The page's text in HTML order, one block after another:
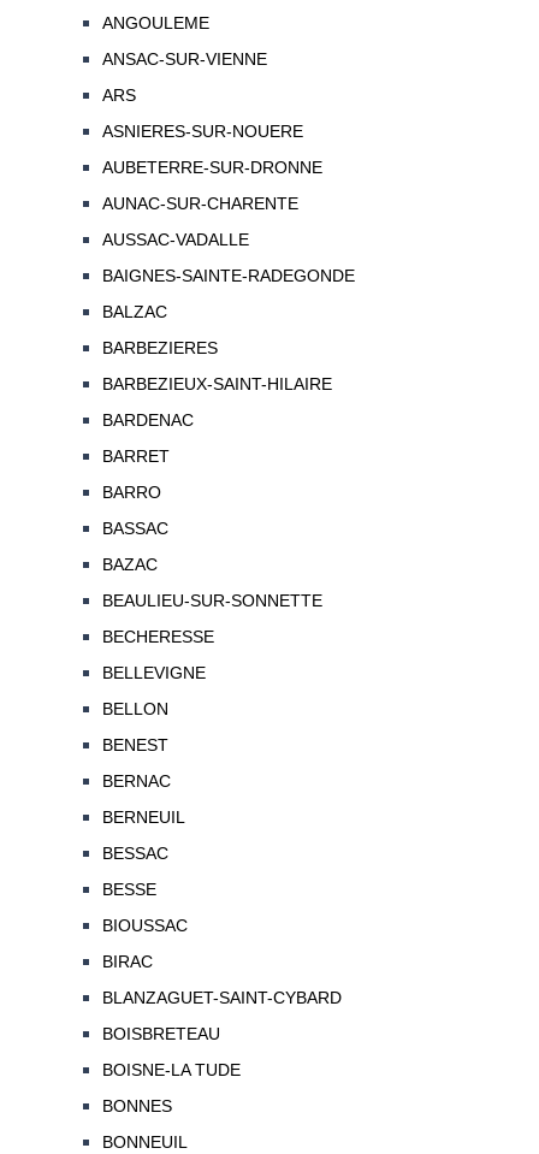
ANGOULEME
ANSAC-SUR-VIENNE
ARS
ASNIERES-SUR-NOUERE
AUBETERRE-SUR-DRONNE
AUNAC-SUR-CHARENTE
AUSSAC-VADALLE
BAIGNES-SAINTE-RADEGONDE
BALZAC
BARBEZIERES
BARBEZIEUX-SAINT-HILAIRE
BARDENAC
BARRET
BARRO
BASSAC
BAZAC
BEAULIEU-SUR-SONNETTE
BECHERESSE
BELLEVIGNE
BELLON
BENEST
BERNAC
BERNEUIL
BESSAC
BESSE
BIOUSSAC
BIRAC
BLANZAGUET-SAINT-CYBARD
BOISBRETEAU
BOISNE-LA TUDE
BONNES
BONNEUIL